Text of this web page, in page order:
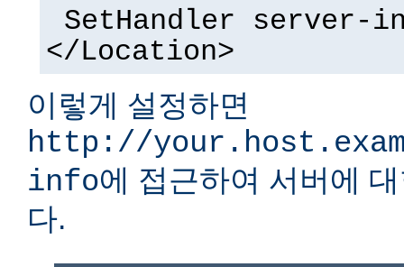
SetHandler server-
</Location>
이렇게 설정하면
http://
info에 접근하여 서버에
다.